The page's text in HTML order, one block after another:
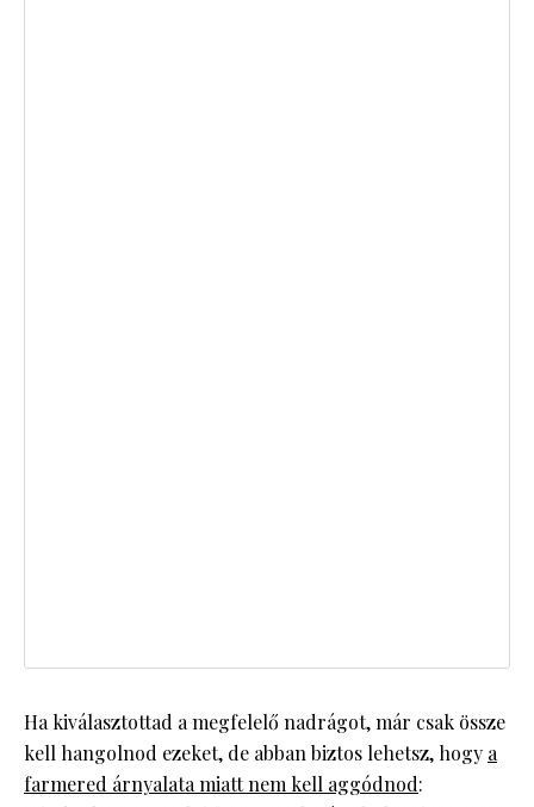
Ha kiválasztottad a megfelelő nadrágot, már csak össze
kell hangolnod ezeket, de abban biztos lehetsz, hogy a
farmered árnyalata miatt nem kell aggódnod: